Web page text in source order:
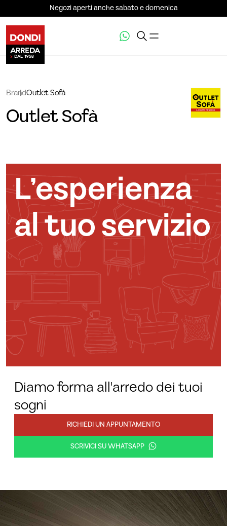
Negozi aperti anche sabato e domenica
BrandOutlet Sofà
Outlet Sofà
L’esperienza
al tuo servizio
Diamo forma all'arredo dei tuoi
sogni
RICHIEDI UN APPUNTAMENTO
SCRIVICI SU WHATSAPP